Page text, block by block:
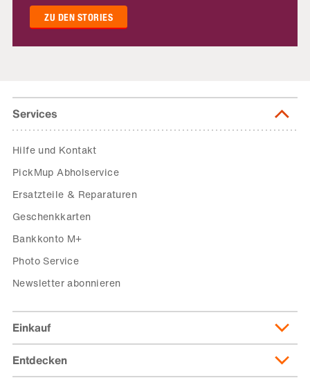
ZU DEN STORIES
Services
Hilfe und Kontakt
PickMup Abholservice
Ersatzteile & Reparaturen
Geschenkkarten
Bankkonto M+
Photo Service
Newsletter abonnieren
Einkauf
Lieferung & Lieferkosten
Entdecken